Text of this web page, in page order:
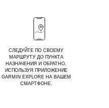
СЛЕДУЙТЕ ПО СВОЕМУ
МАРШРУТУ ДО ПУНКТА
НАЗНАЧЕНИЯ И ОБРАТНО,
ИСПОЛЬЗУЯ ПРИЛОЖЕНИЕ
GARMIN EXPLORE НА ВАШЕМ
СМАРТФОНЕ.